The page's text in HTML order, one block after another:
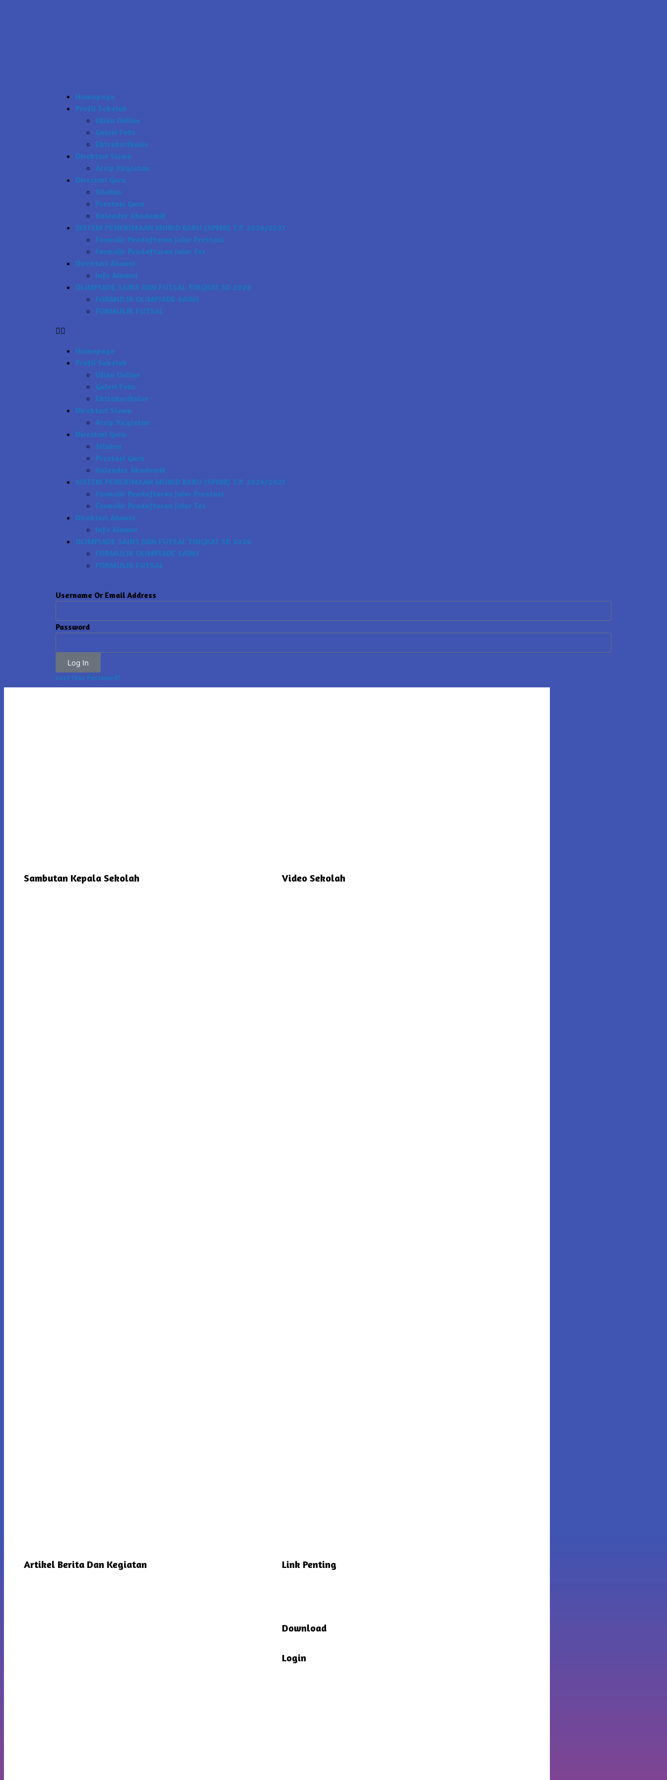
Homepage
Profil Sekolah
Ujian Online
Galeri Foto
Ektrakurikuler
Direktori Siswa
Arsip Kegiatan
Directori Guru
Silabus
Prestasi Guru
Kalender Akademik
SISTEM PENERIMAAN MURID BARU (SPMB) T.P. 2026/2027
Formulir Pendaftaran Jalur Prestasi
Formulir Pendaftaran Jalur Tes
Direktori Alumni
Info Alumni
OLIMPIADE SAINS DAN FUTSAL TINGKAT SD 2026
FORMULIR OLIMPIADE SAINS
FORMULIR FUTSAL
Homepage
Profil Sekolah
Ujian Online
Galeri Foto
Ektrakurikuler
Direktori Siswa
Arsip Kegiatan
Directori Guru
Silabus
Prestasi Guru
Kalender Akademik
SISTEM PENERIMAAN MURID BARU (SPMB) T.P. 2026/2027
Formulir Pendaftaran Jalur Prestasi
Formulir Pendaftaran Jalur Tes
Direktori Alumni
Info Alumni
OLIMPIADE SAINS DAN FUTSAL TINGKAT SD 2026
FORMULIR OLIMPIADE SAINS
FORMULIR FUTSAL
Username Or Email Address
Password
Log In
Lost Your Password?
Sambutan Kepala Sekolah Video Sekolah
Artikel Berita Dan Kegiatan Link Penting
Download
Login